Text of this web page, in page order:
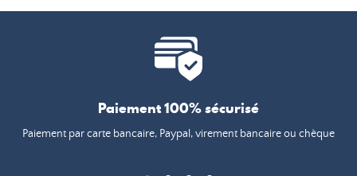
Paiement 100% sécurisé
Paiement par carte bancaire, Paypal, virement bancaire ou chèque